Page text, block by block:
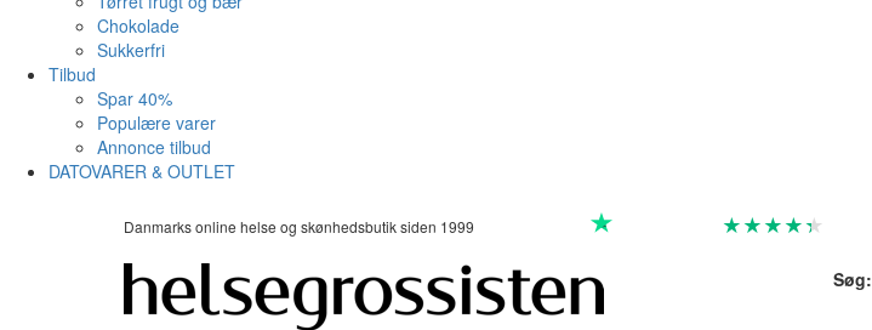
Chokolade
Sukkerfri
Tilbud
Spar 40%
Populære varer
Annonce tilbud
DATOVARER & OUTLET
Danmarks online helse og skønhedsbutik siden 1999 ★ ★ ★ ★★
Søg: